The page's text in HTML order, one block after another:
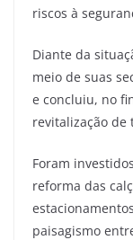
riscos à
Diante da
meio de suas
e concluiu, no
revitalização de
Foram
reforma das
paisagismo